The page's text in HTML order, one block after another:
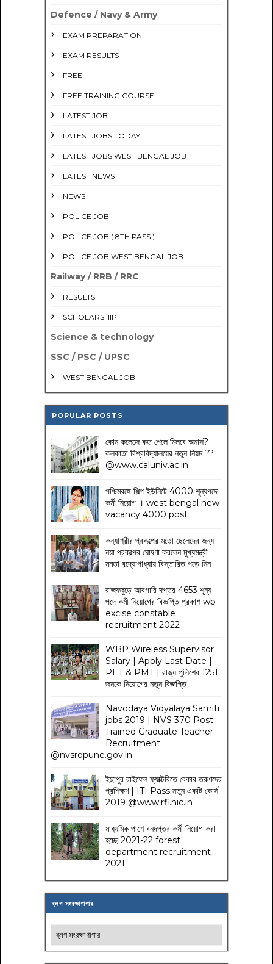
Defence / Navy & Army
EXAM PREPARATION
EXAM RESULTS
FREE
FREE TRAINING COURSE
LATEST JOB
LATEST JOBS TODAY
LATEST JOBS WEST BENGAL JOB
LATEST NEWS
NEWS
POLICE JOB
POLICE JOB ( 8TH PASS )
POLICE JOB WEST BENGAL JOB
Railway / RRB / RRC
RESULTS
SCHOLARSHIP
Science & technology
SSC / PSC / UPSC
WEST BENGAL JOB
POPULAR POSTS
কোন কলেজে কত পেলে মিলবে অনার্স?
কলকাতা বিশ্ববিদ্যালয়ের নতুন নিয়ম??
@www.caluniv.ac.in
পশ্চিমবঙ্গে শিল্প ইউনিটে 4000 শূন্যপদে
কর্মী নিয়োগ । west bengal new
vacancy 4000 post
কন্যাশ্রীর প্রকল্পের মতো ছেলেদের জন্য
নয়া প্রকল্পের ঘোষণা করলেন মুখ্যমন্ত্রী
মমতা বন্দ্যোপাধ্যায় বিস্তারিত পড়ে নিন
রাজ্যজুড়ে আবগারি দপ্তর 4653 শূন্য
পদে কর্মী নিয়োগের বিজ্ঞপ্তি প্রকাশ wb
excise constable
recruitment 2022
WBP Wireless Supervisor
Salary | Apply Last Date |
PET & PMT | রাজ্য পুলিশের 1251
জনকে নিয়োগের নতুন বিজ্ঞপ্তি
Navodaya Vidyalaya Samiti
jobs 2019 | NVS 370 Post
Trained Graduate Teacher
Recruitment
@nvsropune.gov.in
ইছাপুর রাইফেল ফ্যাক্টরিতে বেকার তরুণদের
প্রশিক্ষণ | ITI Pass নতুন একটি কোর্স
2019 @www.rfi.nic.in
মাধ্যমিক পাশে বনদপ্তর কর্মী নিয়োগ করা
হচ্ছে 2021-22 forest
department recruitment
2021
ব্লগ সংরক্ষাণাগার